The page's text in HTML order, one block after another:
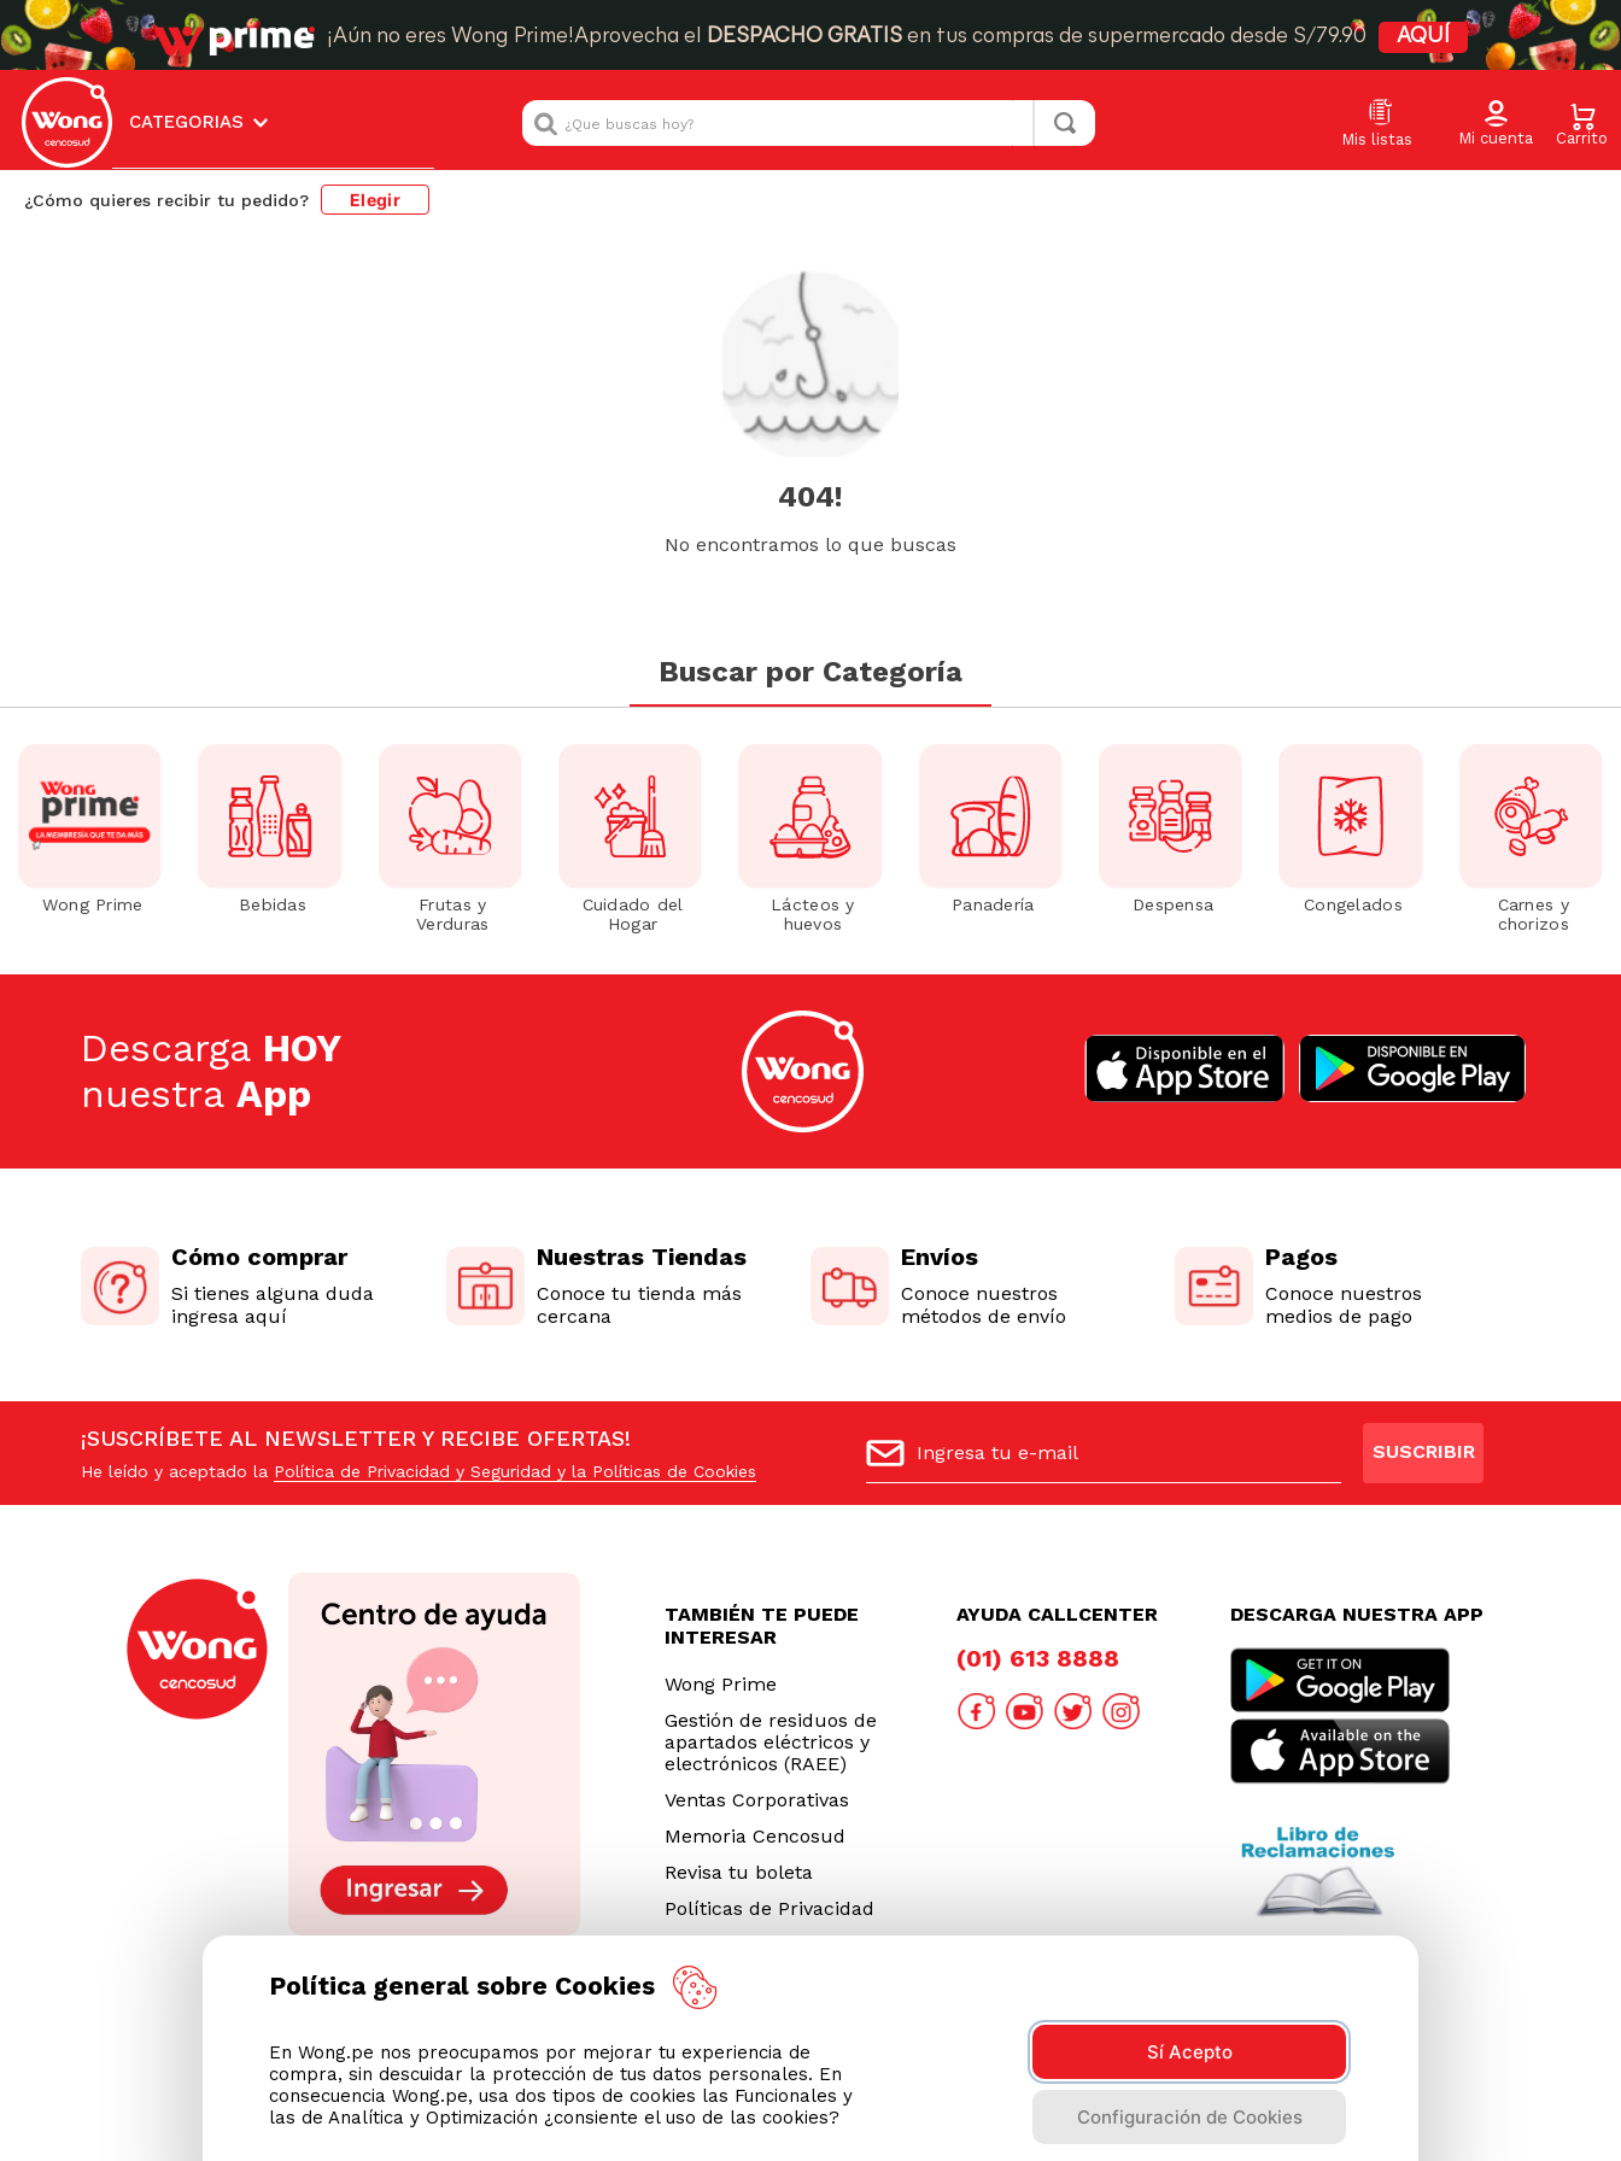
¡Aún no eres Wong Prime!Aprovecha el DESPACHO GRATIS en tus compras de supermercado desde S/79.90 AQUÍ
CATEGORIAS
¿Que buscas hoy?
¿Cómo quieres recibir tu pedido? Elegir
404!
No encontramos lo que buscas
Buscar por Categoría
Wong Prime Bebidas
Frutas y
Verduras
Cuidado del
Hogar
Lácteos y
huevos
Panadería Despensa Congelados
Carnes y
chorizos
Descarga HOY
nuestraApp
Cómo comprar
Si tienes alguna duda
ingresa aquí
Nuestras Tiendas
Conoce tu tienda más
cercana
Envíos
Conoce nuestros
métodos de envío
Pagos
Conoce nuestros
medios de pago
¡SUSCRÍBETE AL NEWSLETTER Y RECIBE OFERTAS!
He leído y aceptado la Política de Privacidad y Seguridad y la Políticas de Cookies
SUSCRIBIR
TAMBIÉN TE PUEDE
INTERESAR
Wong Prime
Gestión de residuos de
apartados eléctricos y
electrónicos (RAEE)
Ventas Corporativas
Memoria Cencosud
Revisa tu boleta
Políticas de Privacidad
Legales
Código de Ética
Cyber Wong 2026
Decargar App
AYUDA CALLCENTER
(01) 613 8888
DESCARGA NUESTRA APP
Política general sobre Cookies
En Wong.pe nos preocupamos por mejorar tu experiencia de
compra, sin descuidar la protección de tus datos personales. En
consecuencia Wong.pe, usa dos tipos de cookies las Funcionales y
las de Analítica y Optimización ¿consiente el uso de las cookies?
Sí Acepto
Configuración de Cookies